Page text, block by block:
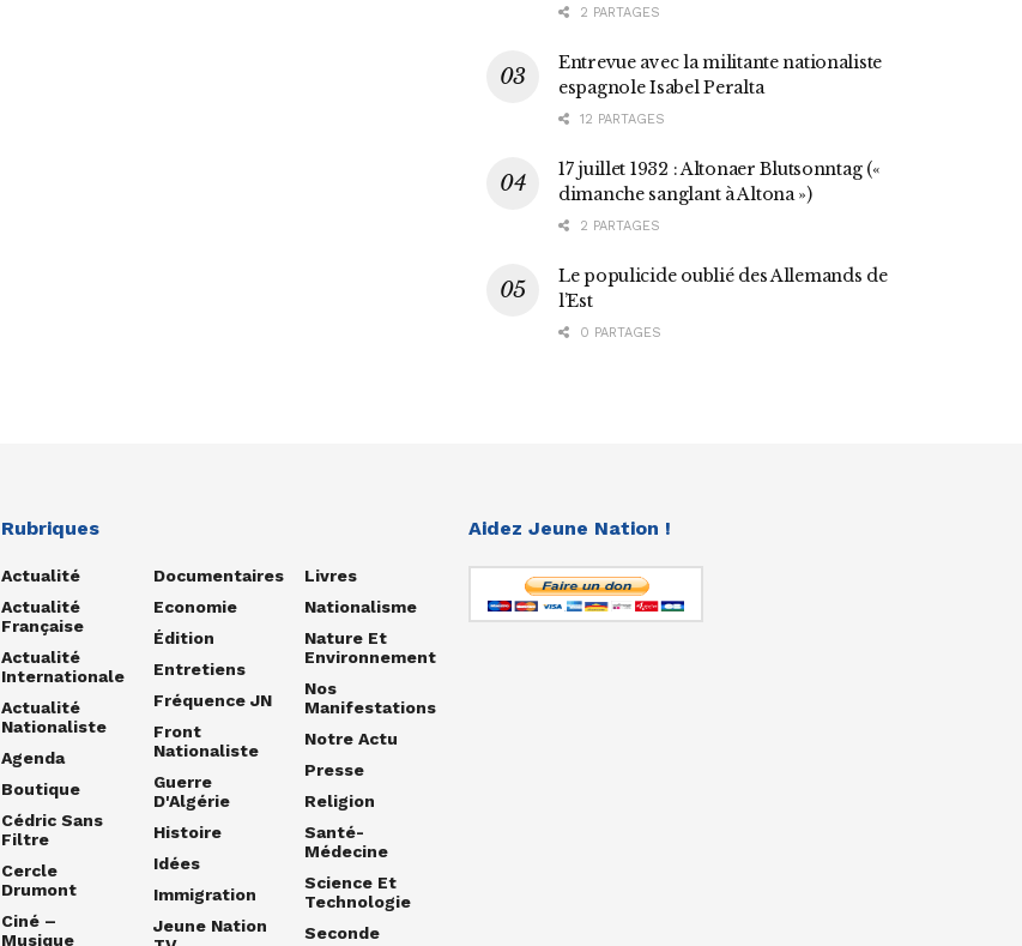
2 PARTAGES
Entrevue avec la militante nationaliste
espagnole Isabel Peralta
12 PARTAGES
17 juillet 1932 : Altonaer Blutsonntag («
dimanche sanglant à Altona »)
2 PARTAGES
Le populicide oublié des Allemands de
l’Est
0 PARTAGES
Rubriques
Actualité
Actualité
Française
Actualité
Internationale
Actualité
Nationaliste
Agenda
Boutique
Cédric Sans
Filtre
Cercle
Drumont
Ciné –
Musique
Documentaires
Economie
Édition
Entretiens
Fréquence JN
Front
Nationaliste
Guerre
D'Algérie
Histoire
Idées
Immigration
Jeune Nation
Livres
Nationalisme
Nature Et
Environnement
Nos
Manifestations
Notre Actu
Presse
Religion
Santé-
Médecine
Science Et
Technologie
Seconde
Aidez Jeune Nation !